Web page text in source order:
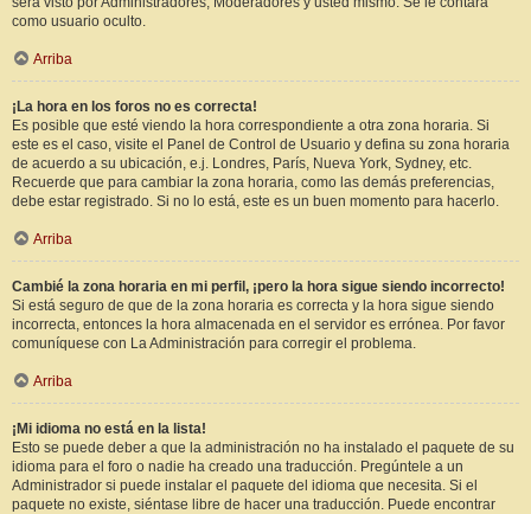
como usuario oculto.
Arriba
¡La hora en los foros no es correcta!
Es posible que esté viendo la hora correspondiente a otra zona horaria. Si
este es el caso, visite el Panel de Control de Usuario y defina su zona horaria
de acuerdo a su ubicación, e.j. Londres, París, Nueva York, Sydney, etc.
Recuerde que para cambiar la zona horaria, como las demás preferencias,
debe estar registrado. Si no lo está, este es un buen momento para hacerlo.
Arriba
Cambié la zona horaria en mi perfil, ¡pero la hora sigue siendo incorrecto!
Si está seguro de que de la zona horaria es correcta y la hora sigue siendo
incorrecta, entonces la hora almacenada en el servidor es errónea. Por favor
comuníquese con La Administración para corregir el problema.
Arriba
¡Mi idioma no está en la lista!
Esto se puede deber a que la administración no ha instalado el paquete de su
idioma para el foro o nadie ha creado una traducción. Pregúntele a un
Administrador si puede instalar el paquete del idioma que necesita. Si el
paquete no existe, siéntase libre de hacer una traducción. Puede encontrar